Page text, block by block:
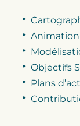
Objectifs
Plans